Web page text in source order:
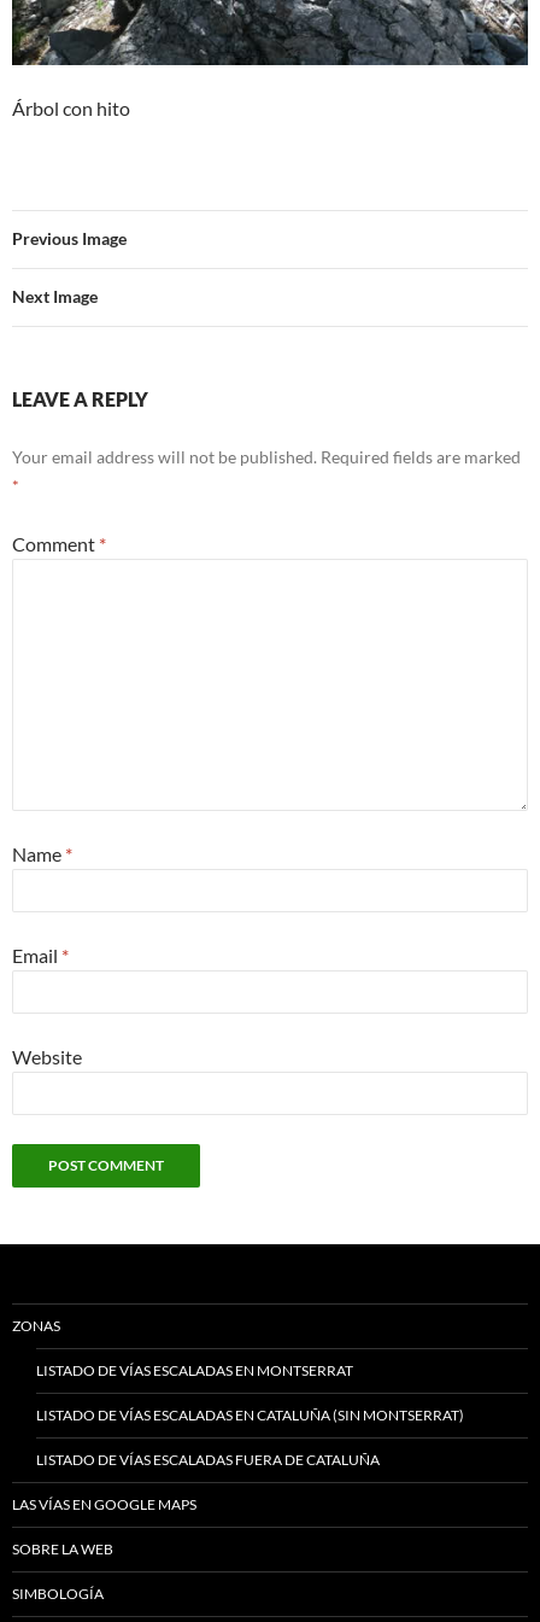
Árbol con hito
Previous Image
Next Image
LEAVE A REPLY
Your email address will not be published. Required fields are marked
*
Comment *
Name *
Email *
Website
ZONAS
LISTADO DE VÍAS ESCALADAS EN MONTSERRAT
LISTADO DE VÍAS ESCALADAS EN CATALUÑA (SIN MONTSERRAT)
LISTADO DE VÍAS ESCALADAS FUERA DE CATALUÑA
LAS VÍAS EN GOOGLE MAPS
SOBRE LA WEB
SIMBOLOGÍA